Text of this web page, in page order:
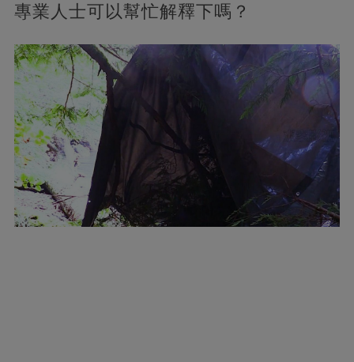
專業人士可以幫忙解釋下嗎？